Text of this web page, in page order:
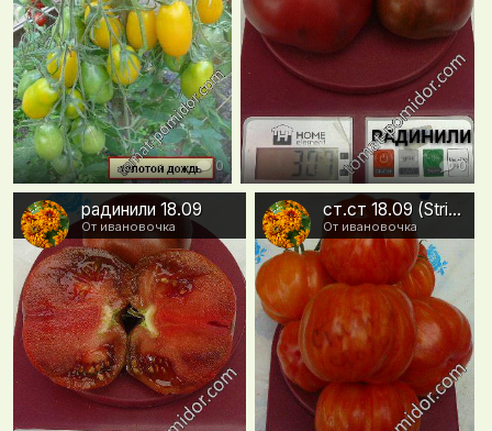
0 0
радинили 18.09
От ивановочка
ст.ст 18.09 (Striped Stuffer)
От ивановочка